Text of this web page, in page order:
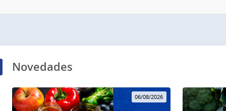
Novedades
06/08/2026